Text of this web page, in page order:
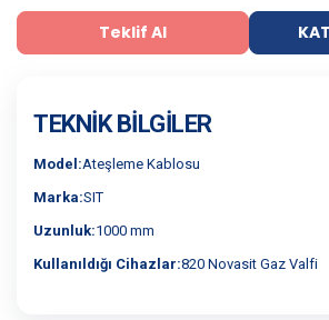
Teklif Al
TEKNIK BILGILER
Model:Ateşleme Kablosu
Marka:SIT
Uzunluk:1000 mm
Kullanıldığı Cihazlar:820 Novasit Gaz Valfi